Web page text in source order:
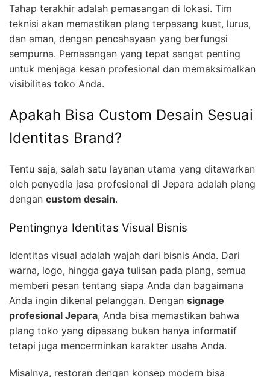
Tahap terakhir adalah pemasangan di lokasi. Tim
teknisi akan memastikan plang terpasang kuat, lurus,
dan aman, dengan pencahayaan yang berfungsi
sempurna. Pemasangan yang tepat sangat penting
untuk menjaga kesan profesional dan memaksimalkan
visibilitas toko Anda.
Apakah Bisa Custom Desain Sesuai
Identitas Brand?
Tentu saja, salah satu layanan utama yang ditawarkan
oleh penyedia jasa profesional di Jepara adalah plang
dengan custom desain.
Pentingnya Identitas Visual Bisnis
Identitas visual adalah wajah dari bisnis Anda. Dari
warna, logo, hingga gaya tulisan pada plang, semua
memberi pesan tentang siapa Anda dan bagaimana
Anda ingin dikenal pelanggan. Dengan signage
profesional Jepara, Anda bisa memastikan bahwa
plang toko yang dipasang bukan hanya informatif
tetapi juga mencerminkan karakter usaha Anda.
Misalnya, restoran dengan konsep modern bisa